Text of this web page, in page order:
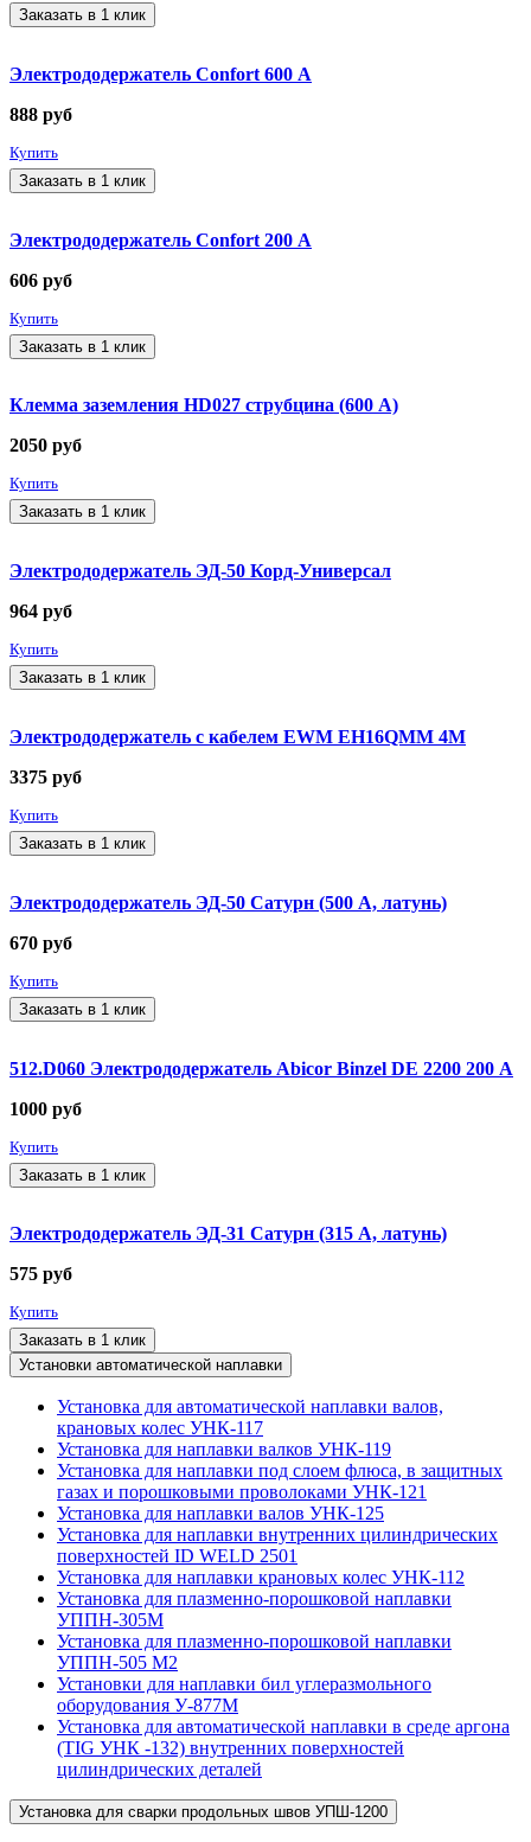
Заказать в 1 клик
Электрододержатель Confort 600 А
888 руб
Купить
Заказать в 1 клик
Электрододержатель Confort 200 А
606 руб
Купить
Заказать в 1 клик
Клемма заземления HD027 струбцина (600 А)
2050 руб
Купить
Заказать в 1 клик
Электрододержатель ЭД-50 Корд-Универсал
964 руб
Купить
Заказать в 1 клик
Электрододержатель с кабелем EWM EH16QMM 4M
3375 руб
Купить
Заказать в 1 клик
Электрододержатель ЭД-50 Сатурн (500 А, латунь)
670 руб
Купить
Заказать в 1 клик
512.D060 Электрододержатель Abicor Binzel DE 2200 200 А
1000 руб
Купить
Заказать в 1 клик
Электрододержатель ЭД-31 Сатурн (315 А, латунь)
575 руб
Купить
Заказать в 1 клик
Установки автоматической наплавки
Установка для автоматической наплавки валов,
крановых колес УНК-117
Установка для наплавки валков УНК-119
Установка для наплавки под слоем флюса, в защитных
газах и порошковыми проволоками УНК-121
Установка для наплавки валов УНК-125
Установка для наплавки внутренних цилиндрических
поверхностей ID WELD 2501
Установка для наплавки крановых колес УНК-112
Установка для плазменно-порошковой наплавки
УППН-305М
Установка для плазменно-порошковой наплавки
УППН-505 М2
Установки для наплавки бил углеразмольного
оборудования У-877М
Установка для автоматической наплавки в среде аргона
(TIG УНК -132) внутренних поверхностей
цилиндрических деталей
Установка для сварки продольных швов УПШ-1200